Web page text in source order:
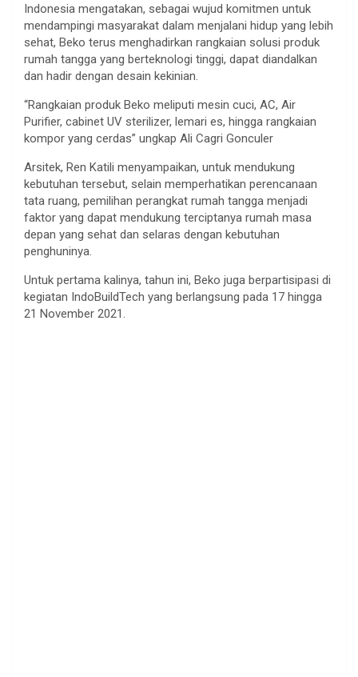
Indonesia mengatakan, sebagai wujud komitmen untuk
mendampingi masyarakat dalam menjalani hidup yang lebih
sehat, Beko terus menghadirkan rangkaian solusi produk
rumah tangga yang berteknologi tinggi, dapat diandalkan
dan hadir dengan desain kekinian.
“Rangkaian produk Beko meliputi mesin cuci, AC, Air
Purifier, cabinet UV sterilizer, lemari es, hingga rangkaian
kompor yang cerdas” ungkap Ali Cagri Gonculer
Arsitek, Ren Katili menyampaikan, untuk mendukung
kebutuhan tersebut, selain memperhatikan perencanaan
tata ruang, pemilihan perangkat rumah tangga menjadi
faktor yang dapat mendukung terciptanya rumah masa
depan yang sehat dan selaras dengan kebutuhan
penghuninya.
Untuk pertama kalinya, tahun ini, Beko juga berpartisipasi di
kegiatan IndoBuildTech yang berlangsung pada 17 hingga
21 November 2021.